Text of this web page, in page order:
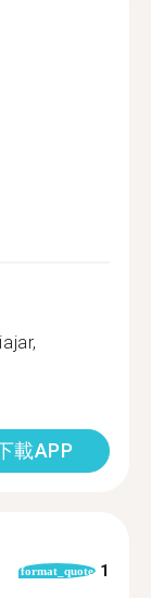
載APP
format_quote 1